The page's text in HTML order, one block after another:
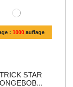
:1000 auflage
STAR